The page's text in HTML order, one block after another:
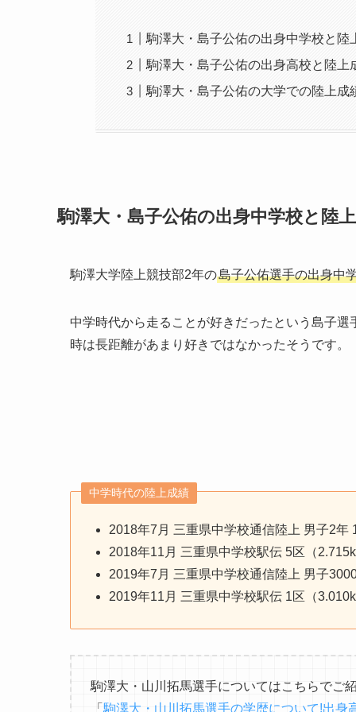
駒澤大・島子公佑の出身中学校と陸
駒澤大・島子公佑の出身高校と陸上
駒澤大・島子公佑の大学での陸上成
駒澤大・島子公佑の出身中学校と陸
駒澤大学陸上競技部2年の島子公佑選手の出身中
中学時代から走ることが好きだったという島子
時は長距離があまり好きではなかったそうです。
中学時代の陸上成績
2018年7月 三重県中学校通信陸上 男子2年
2018年11月 三重県中学校駅伝 5区（
2019年7月 三重県中学校通信陸上 男子
2019年11月 三重県中学校駅伝 1区（
駒澤大・山川拓馬選手についてはこちらでご
「 駒澤大・山川拓馬選手の学歴について!出身